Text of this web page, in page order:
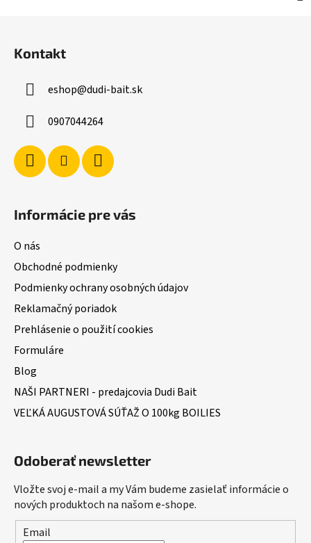
Kontakt
eshop@dudi-bait.sk
0907044264
Informácie pre vás
O nás
Obchodné podmienky
Podmienky ochrany osobných údajov
Reklamačný poriadok
Prehlásenie o použití cookies
Formuláre
Blog
NAŠI PARTNERI - predajcovia Dudi Bait
VEĽKÁ AUGUSTOVÁ SÚŤAŽ O 100kg BOILIES
Odoberať newsletter
Vložte svoj e-mail a my Vám budeme zasielať informácie o
nových produktoch na našom e-shope.
Email